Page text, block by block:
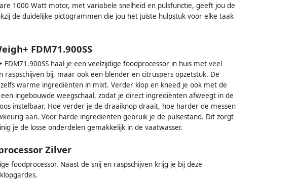
1000 Watt motor, met variabele snelheid en pulsfunctie, geeft jou de
de duidelijke pictogrammen die jou het juiste hulpstuk voor elke taak
FDM71.900SS
haal je een veelzijdige foodprocessor in huis met veel
raspschijven bij, maar ook een blender en citruspers opzetstuk. De
warme ingrediënten in mixt. Verder klop en kneed je ook met de
ingebouwde weegschaal, zodat je direct ingrediënten afweegt in de
instelbaar. Hoe verder je de draaiknop draait, hoe harder de messen
aan. Voor harde ingrediënten gebruik je de pulsestand. Dit zorgt
je de losse onderdelen gemakkelijk in de vaatwasser.
Zilver
foodprocessor. Naast de snij en raspschijven krijg je bij deze